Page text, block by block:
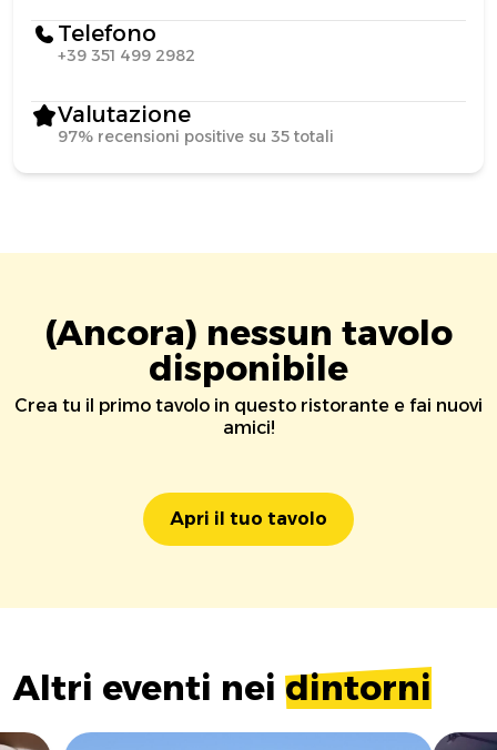
Telefono
+39 351 499 2982
Valutazione
97% recensioni positive su 35 totali
(Ancora) nessun tavolo
disponibile
Crea tu il primo tavolo in questo ristorante e fai nuovi
amici!
Apri il tuo tavolo
Altri eventi nei dintorni